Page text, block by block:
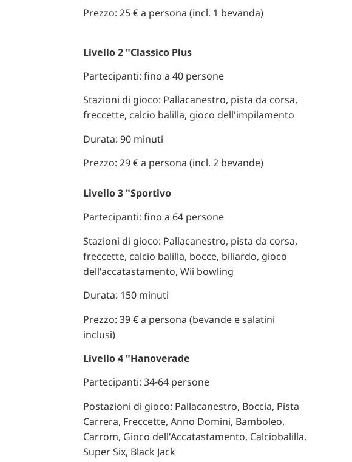
Prezzo: 25 € a persona (incl. 1 bevanda)
Livello 2 "Classico Plus
Partecipanti: fino a 40 persone
Stazioni di gioco: Pallacanestro, pista da corsa,
freccette, calcio balilla, gioco dell'impilamento
Durata: 90 minuti
Prezzo: 29 € a persona (incl. 2 bevande)
Livello 3 "Sportivo
Partecipanti: fino a 64 persone
Stazioni di gioco: Pallacanestro, pista da corsa,
freccette, calcio balilla, bocce, biliardo, gioco
dell'accatastamento, Wii bowling
Durata: 150 minuti
Prezzo: 39 € a persona (bevande e salatini
inclusi)
Livello 4 "Hanoverade
Partecipanti: 34-64 persone
Postazioni di gioco: Pallacanestro, Boccia, Pista
Carrera, Freccette, Anno Domini, Bamboleo,
Carrom, Gioco dell'Accatastamento, Calciobalilla,
Super Six, Black Jack